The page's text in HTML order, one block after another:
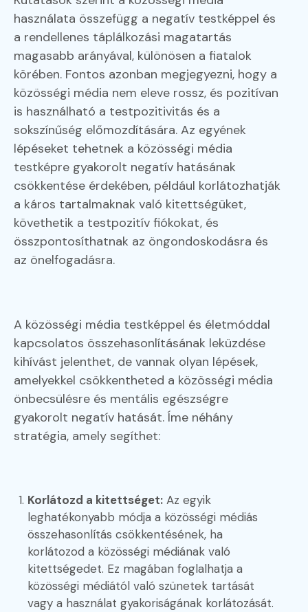
használata összefügg a negatív testképpel és
a rendellenes táplálkozási magatartás
magasabb arányával, különösen a fiatalok
körében. Fontos azonban megjegyezni, hogy a
közösségi média nem eleve rossz, és pozitívan
is használható a testpozitivitás és a
sokszínűség előmozdítására. Az egyének
lépéseket tehetnek a közösségi média
testképre gyakorolt negatív hatásának
csökkentése érdekében, például korlátozhatják
a káros tartalmaknak való kitettségüket,
követhetik a testpozitív fiókokat, és
összpontosíthatnak az öngondoskodásra és
az önelfogadásra.
A közösségi média testképpel és életmóddal
kapcsolatos összehasonlításának leküzdése
kihívást jelenthet, de vannak olyan lépések,
amelyekkel csökkentheted a közösségi média
önbecsülésre és mentális egészségre
gyakorolt negatív hatását. Íme néhány
stratégia, amely segíthet:
Korlátozd a kitettséget: Az egyik
leghatékonyabb módja a közösségi médiás
összehasonlítás csökkentésének, ha
korlátozod a közösségi médiának való
kitettségedet. Ez magában foglalhatja a
közösségi médiától való szünetek tartását
vagy a használat gyakoriságának korlátozását.